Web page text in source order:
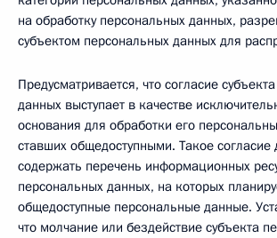
на обработку персональных данных,
субъектом персональных данных для
Предусматривается, что согласие
данных выступает в качестве
основания для обработки его
ставших общедоступными. Такое
содержать перечень информационных
персональных данных, на которых
общедоступные персональные данные.
что молчание или бездействие субъекта